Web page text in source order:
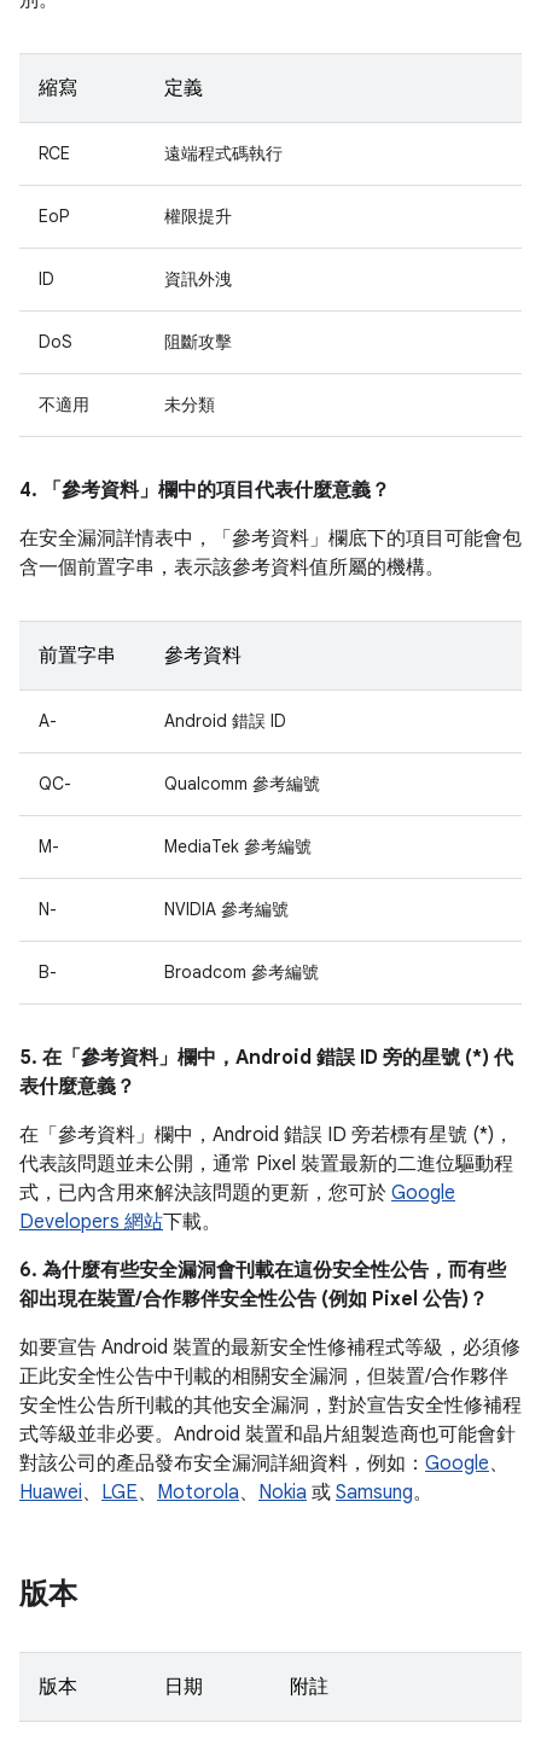
縮寫 定義
RCE 遠端程式碼執行
EoP 權限提升
ID 資訊外洩
DoS 阻斷攻擊
不適用 未分類
4. 「參考資料」 欄中的項目代表什麼意義？
在安全漏洞詳情表中，「參考資料」 欄底下的項目可能會包
含一個前置字串，表示該參考資料值所屬的機構。
前置字串 參考資料
A- Android 錯誤 ID
QC- Qualcomm 參考編號
M- MediaTek 參考編號
N- NVIDIA 參考編號
B- Broadcom 參考編號
5. 在「參考資料」 欄中，Android 錯誤 ID 旁的星號 (*) 代
表什麼意義？
在「參考資料」 欄中，Android 錯誤 ID 旁若標有星號 (*)，
代表該問題並未公開，通常 Pixel 裝置最新的二進位驅動程
式，已內含用來解決該問題的更新，您可於 Google
Developers 網站下載。
6. 為什麼有些安全漏洞會刊載在這份安全性公告，而有些
卻出現在裝置/合作夥伴安全性公告 (例如 Pixel 公告)？
如要宣告 Android 裝置的最新安全性修補程式等級，必須修
正此安全性公告中刊載的相關安全漏洞，但裝置/合作夥伴
安全性公告所刊載的其他安全漏洞，對於宣告安全性修補程
式等級並非必要。Android 裝置和晶片組製造商也可能會針
對該公司的產品發布安全漏洞詳細資料，例如： Google、
Huawei、 LGE、 Motorola、 Nokia 或 Samsung。
版本
版本 日期 附註